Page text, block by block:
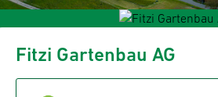
Fitzi Gartenbau AG